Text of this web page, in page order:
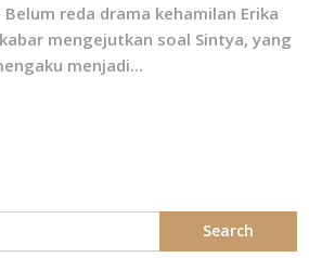
reda drama kehamilan Erika
mengejutkan soal Sintya, yang
menjadi...